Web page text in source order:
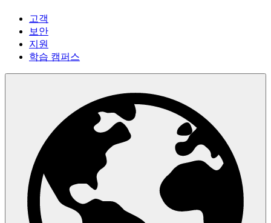
고객
보안
지원
학습 캠퍼스